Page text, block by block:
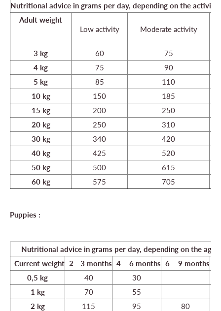
Nutritional advice in grams per day, depending on the
Adult weight
Low activity
Moderate activity
3 kg 60
75
4 kg
75
90
5 kg
85
110
10 kg
150
185
15 kg
200
250
20 kg
250
310
30 kg
340
420
40 kg
425
520
50 kg
500
615
60 kg
575 705
Puppies :
Nutritional advice in grams per day, depending on the age
Current weight 2 - 3 months 4 – 6 months 6 – 9 months
0,5 kg
40
30
1 kg
70
55
2 kg
115 95
80